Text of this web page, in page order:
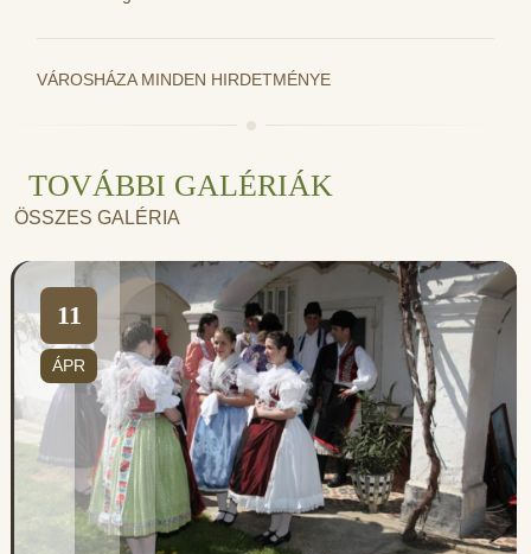
VÁROSHÁZA MINDEN HIRDETMÉNYE
TOVÁBBI GALÉRIÁK
ÖSSZES GALÉRIA
11
ÁPR